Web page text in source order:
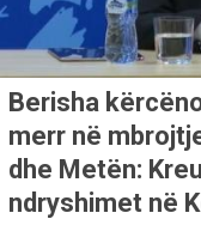
Berisha
merr në
dhe Metën:
ndryshimet në